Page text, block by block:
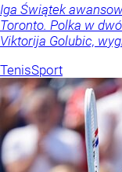
Iga Świątek
Toronto. Polka w
Viktorija Golubic,
TenisSport